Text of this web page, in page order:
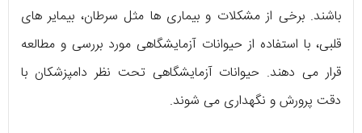
باشند. برخی از مشکلات و بیماری ها مثل سرطان، بیمایر های
قلبی، با استفاده از حیوانات آزمایشگاهی مورد بررسی و مطالعه
قرار می دهند. حیوانات آزمایشگاهی تحت نظر دامپزشکان با
دقت پرورش و نگهداری می شوند.